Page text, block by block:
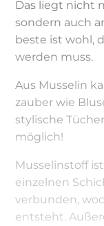
Das liegt nicht
sondern auch
beste ist wohl,
werden muss.
Aus Musselin
zauber wie
stylische
möglich!
Musselinstoff
einzelnen
verbunden,
entsteht.